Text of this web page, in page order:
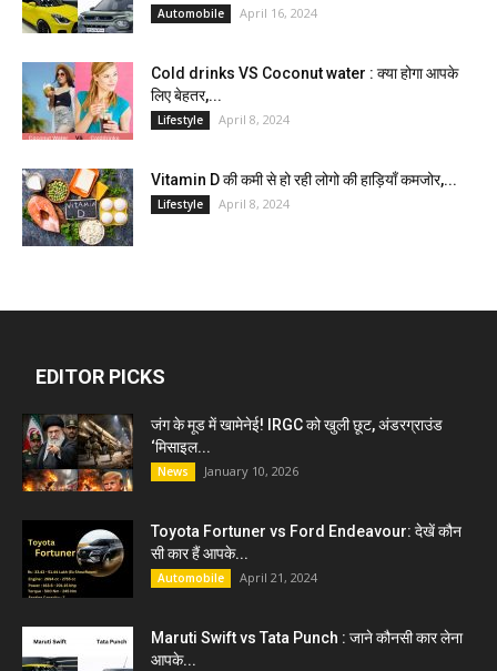
Automobile April 16, 2024
Cold drinks VS Coconut water : क्या होगा आपके
लिए बेहतर,...
Lifestyle April 8, 2024
Vitamin D की कमी से हो रही लोगो की हाड़ियाँ कमजोर,...
Lifestyle April 8, 2024
EDITOR PICKS
जंग के मूड में खामेनेई! IRGC को खुली छूट, अंडरग्राउंड
‘मिसाइल...
News January 10, 2026
Toyota Fortuner vs Ford Endeavour: देखें कौन
सी कार हैं आपके...
Automobile April 21, 2024
Maruti Swift vs Tata Punch : जाने कौनसी कार लेना
आपके...